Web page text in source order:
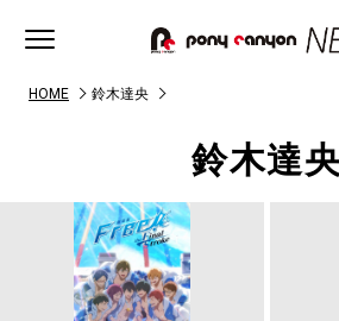
HOME 鈴木達央
鈴木達央